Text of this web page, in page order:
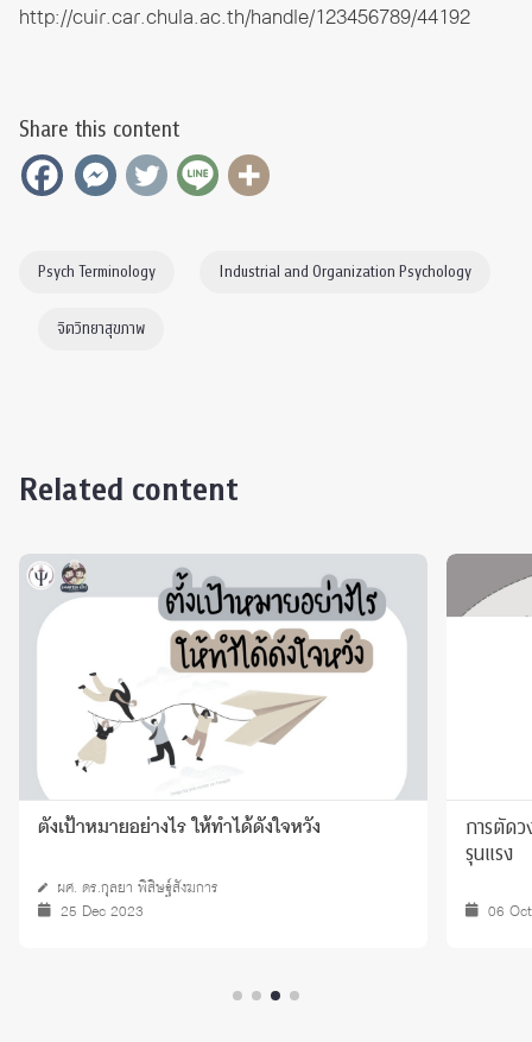
http://cuir.car.chula.ac.th/handle/123456789/44192
Share this content
Psych Terminology Industrial and Organization Psychology
จิตวิทยาสุขภาพ
Related content
ตั้งเป้าหมายอย่างไร ให้ทำได้ดังใจหวัง
ผศ. ดร.กุลยา พิสิษฐ์สังฆการ
25 Dec 2023
การตัด
รุนแรง
06